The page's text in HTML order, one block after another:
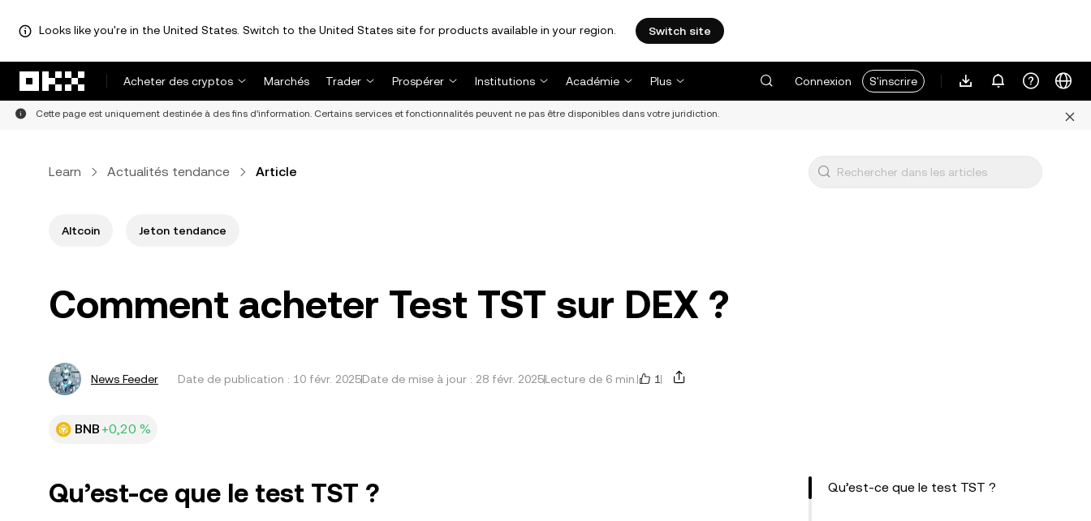
Looks like you're in the United States. Switch to the United States site for products available in your region. Switch site
Acheter des cryptos
Marchés Trader Prospérer Institutions Académie Plus Connexion S'inscrire
Cette page est uniquement destinée à des fins d'information. Certains services et fonctionnalités peuvent ne pas être disponibles dans votre juridiction.
Learn Actualités tendance Article
Altcoin Jeton tendance
Comment acheter Test TST sur DEX ?
News Feeder Date de publication : 10 févr. 2025Date de mise à jour : 28 févr. 2025Lecture de 6 min. 1
BNB +0,20 %
Qu’est-ce que le test TST ? Qu’est-ce que le test TST ?